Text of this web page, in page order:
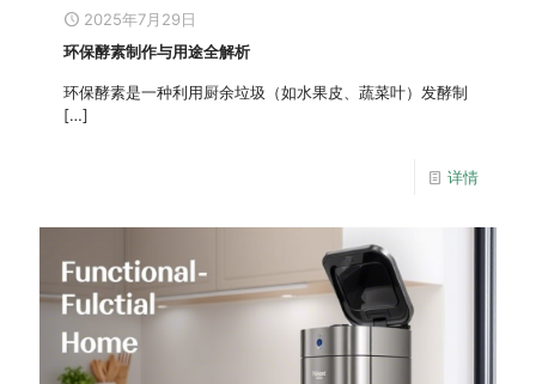
2025年7月29日
环保酵素制作与用途全解析
环保酵素是一种利用厨余垃圾（如水果皮、蔬菜叶）发酵制
[…]
详情